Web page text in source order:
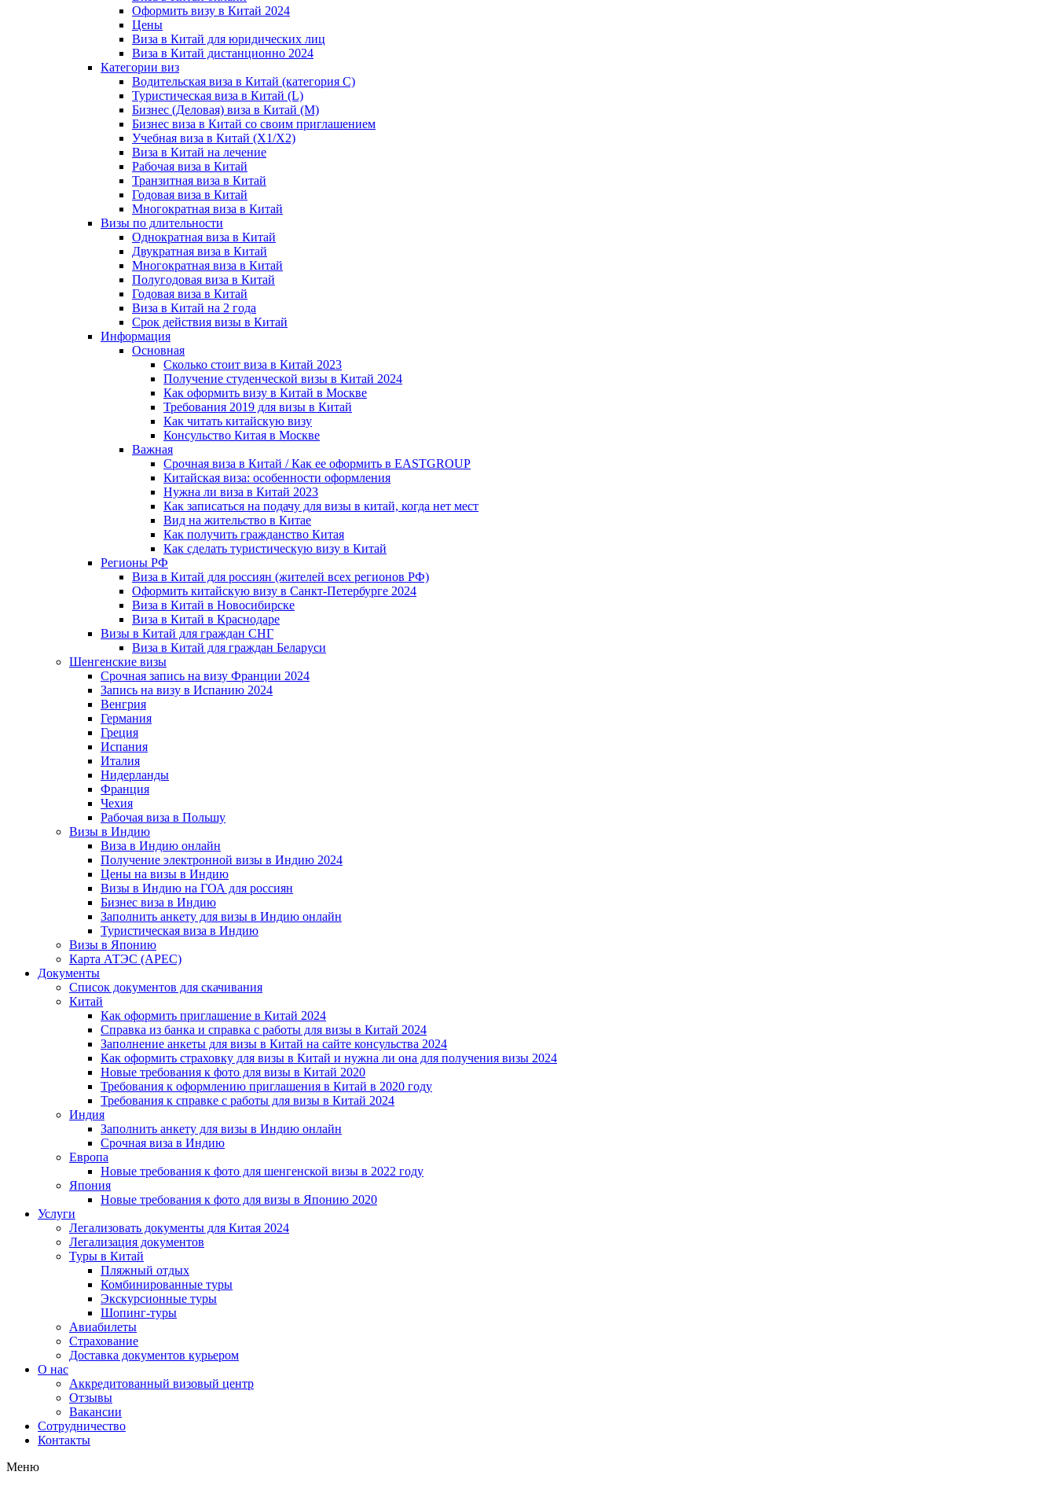
Оформить визу в Китай 2024
Цены
Виза в Китай для юридических лиц
Виза в Китай дистанционно 2024
Категории виз
Водительская виза в Китай (категория С)
Туристическая виза в Китай (L)
Бизнес (Деловая) виза в Китай (M)
Бизнес виза в Китай со своим приглашением
Учебная виза в Китай (X1/X2)
Виза в Китай на лечение
Рабочая виза в Китай
Транзитная виза в Китай
Годовая виза в Китай
Многократная виза в Китай
Визы по длительности
Однократная виза в Китай
Двукратная виза в Китай
Многократная виза в Китай
Полугодовая виза в Китай
Годовая виза в Китай
Виза в Китай на 2 года
Срок действия визы в Китай
Информация
Основная
Сколько стоит виза в Китай 2023
Получение студенческой визы в Китай 2024
Как оформить визу в Китай в Москве
Требования 2019 для визы в Китай
Как читать китайскую визу
Консульство Китая в Москве
Важная
Срочная виза в Китай / Как ее оформить в EASTGROUP
Китайская виза: особенности оформления
Нужна ли виза в Китай 2023
Как записаться на подачу для визы в китай, когда нет мест
Вид на жительство в Китае
Как получить гражданство Китая
Как сделать туристическую визу в Китай
Регионы РФ
Виза в Китай для россиян (жителей всех регионов РФ)
Оформить китайскую визу в Санкт-Петербурге 2024
Виза в Китай в Новосибирске
Виза в Китай в Краснодаре
Визы в Китай для граждан СНГ
Виза в Китай для граждан Беларуси
Шенгенские визы
Срочная запись на визу Франции 2024
Запись на визу в Испанию 2024
Венгрия
Германия
Греция
Испания
Италия
Нидерланды
Франция
Чехия
Рабочая виза в Польшу
Визы в Индию
Виза в Индию онлайн
Получение электронной визы в Индию 2024
Цены на визы в Индию
Визы в Индию на ГОА для россиян
Бизнес виза в Индию
Заполнить анкету для визы в Индию онлайн
Туристическая виза в Индию
Визы в Японию
Карта АТЭС (APEC)
Документы
Список документов для скачивания
Китай
Как оформить приглашение в Китай 2024
Справка из банка и справка с работы для визы в Китай 2024
Заполнение анкеты для визы в Китай на сайте консульства 2024
Как оформить страховку для визы в Китай и нужна ли она для получения визы 2024
Новые требования к фото для визы в Китай 2020
Требования к оформлению приглашения в Китай в 2020 году
Требования к справке с работы для визы в Китай 2024
Индия
Заполнить анкету для визы в Индию онлайн
Срочная виза в Индию
Европа
Новые требования к фото для шенгенской визы в 2022 году
Япония
Новые требования к фото для визы в Японию 2020
Услуги
Легализовать документы для Китая 2024
Легализация документов
Туры в Китай
Пляжный отдых
Комбинированные туры
Экскурсионные туры
Шопинг-туры
Авиабилеты
Страхование
Доставка документов курьером
О нас
Аккредитованный визовый центр
Отзывы
Вакансии
Сотрудничество
Контакты
Меню